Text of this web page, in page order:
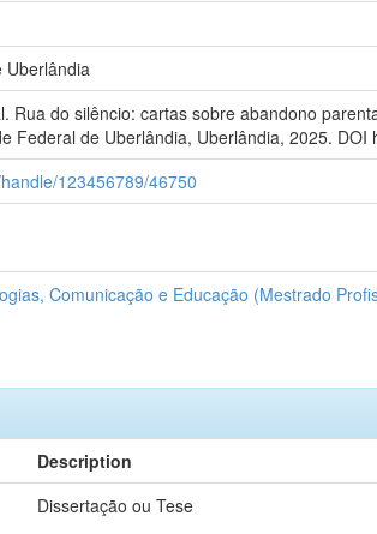
Uberlândia
Rua do silêncio: cartas sobre abandono
Federal de Uberlândia, Uberlândia, 2025.
123456789/46750
Comunicação e Educação (Mestrado
Description
Dissertação ou Tese